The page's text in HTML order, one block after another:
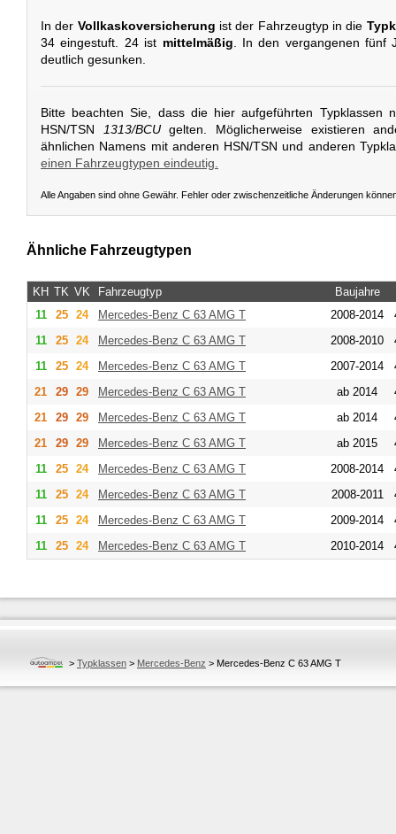
In der Vollkaskoversicherung ist der Fahrzeugtyp in die
34 eingestuft. 24 ist mittelmäßig. In den vergangenen fünf
deutlich gesunken.
Bitte beachten Sie, dass die hier aufgeführten Typklassen
HSN/TSN
1313/BCUgelten. Möglicherweise existieren
ähnlichen Namens mit anderen HSN/TSN und anderen
einen Fahrzeugtypen eindeutig.
Alle Angaben sind ohne Gewähr. Fehler oder zwischenzeitliche Änderungen
Ähnliche Fahrzeugtypen
KH TK VK Fahrzeugtyp
Baujahre
11
25 24 Mercedes-Benz C 63 AMG T 2008-2014
11
25 24 Mercedes-Benz C 63 AMG T 2008-2010
11
25 24 Mercedes-Benz C 63 AMG T 2007-2014
21
29 29 Mercedes-Benz C 63 AMG T ab 2014
21
29 29 Mercedes-Benz C 63 AMG T ab 2014
21
29 29 Mercedes-Benz C 63 AMG T ab 2015
11
25 24 Mercedes-Benz C 63 AMG T 2008-2014
11
25 24 Mercedes-Benz C 63 AMG T 2008-2011
11
25 24 Mercedes-Benz C 63 AMG T 2009-2014
11
25 24 Mercedes-Benz C 63 AMG T 2010-2014
> Typklassen > Mercedes-Benz > Mercedes-Benz C 63 AMG T